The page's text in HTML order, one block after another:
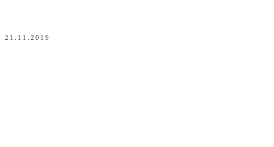
21.11.2019